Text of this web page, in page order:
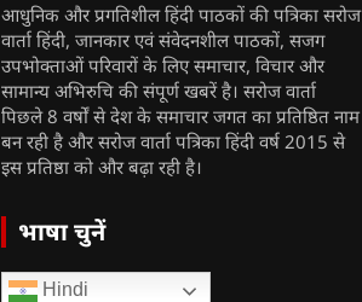
आधुनिक और प्रगतिशील हिंदी पाठकों की पत्रिका सरोज
वार्ता हिंदी, जानकार एवं संवेदनशील पाठकों, सजग
उपभोक्ताओं परिवारों के लिए समाचार, विचार और
सामान्य अभिरुचि की संपूर्ण खबरें है। सरोज वार्ता
पिछले 8 वर्षों से देश के समाचार जगत का प्रतिष्ठित नाम
बन रही है और सरोज वार्ता पत्रिका हिंदी वर्ष 2015 से
इस प्रतिष्ठा को और बढ़ा रही है।
भाषा चुनें
Hindi